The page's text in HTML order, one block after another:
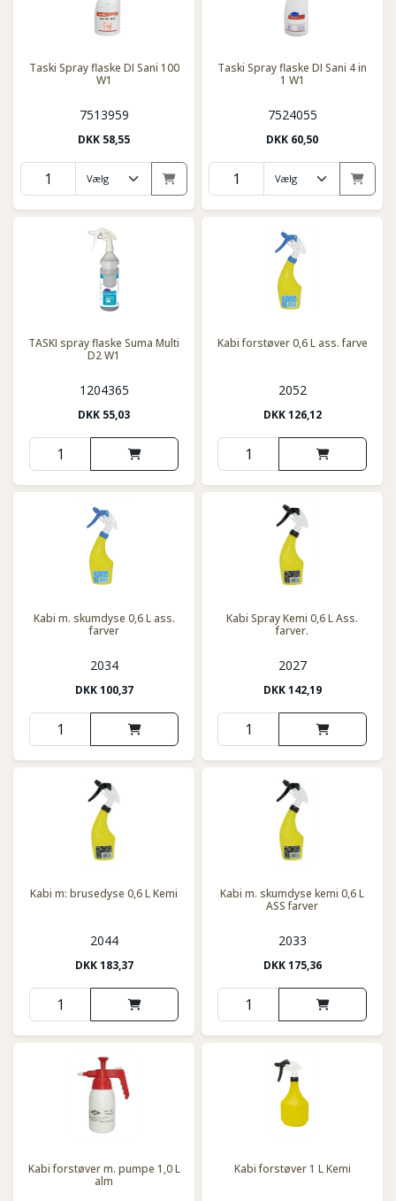
Taski Spray flaske DI Sani 100
W1
7513959
DKK 58,55
Taski Spray flaske DI Sani 4 in
1 W1
7524055
DKK 60,50
TASKI spray flaske Suma Multi
D2 W1
1204365
DKK 55,03
Kabi forstøver 0,6 L ass. farve
2052
DKK126,12
Kabi m. skumdyse 0,6 L ass.
farver
2034
DKK100,37
Kabi Spray Kemi 0,6 L Ass.
farver.
2027
DKK142,19
Kabi m: brusedyse 0,6 L Kemi
2044
DKK183,37
Kabi m. skumdyse kemi 0,6 L
ASS farver
2033
DKK175,36
Kabi forstøver m. pumpe 1,0 L
alm
Kabi forstøver 1 L Kemi